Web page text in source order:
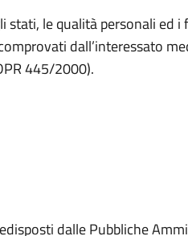
stati, le qualità personali ed
dall’interessato
445/2000).
dalle Pubbliche